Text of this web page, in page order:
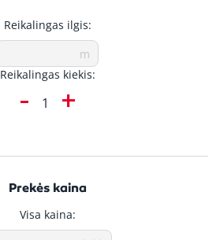
Reikalingas ilgis:
Reikalingas kiekis:
- +
Prekės kaina
Visa kaina: